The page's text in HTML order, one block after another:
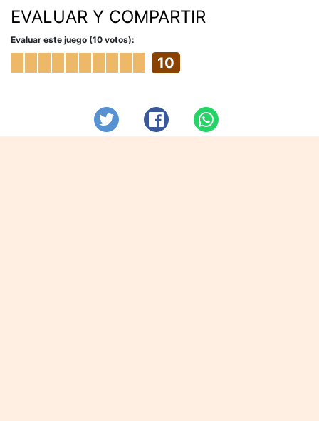
EVALUAR Y COMPARTIR
Evaluar este juego (10 votos):
10